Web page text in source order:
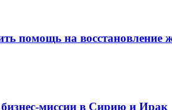
помощь на
бизнес-миссии в Сирию и Ирак